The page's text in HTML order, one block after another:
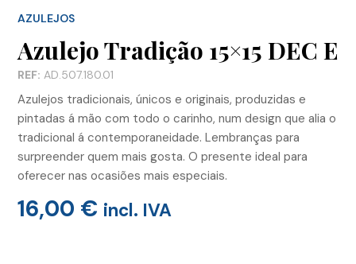
AZULEJOS
Azulejo Tradição 15×15 DEC E
REF: AD.507.180.01
Azulejos tradicionais, únicos e originais, produzidas e
pintadas á mão com todo o carinho, num design que alia o
tradicional á contemporaneidade. Lembranças para
surpreender quem mais gosta. O presente ideal para
oferecer nas ocasiões mais especiais.
16,00 € incl. IVA